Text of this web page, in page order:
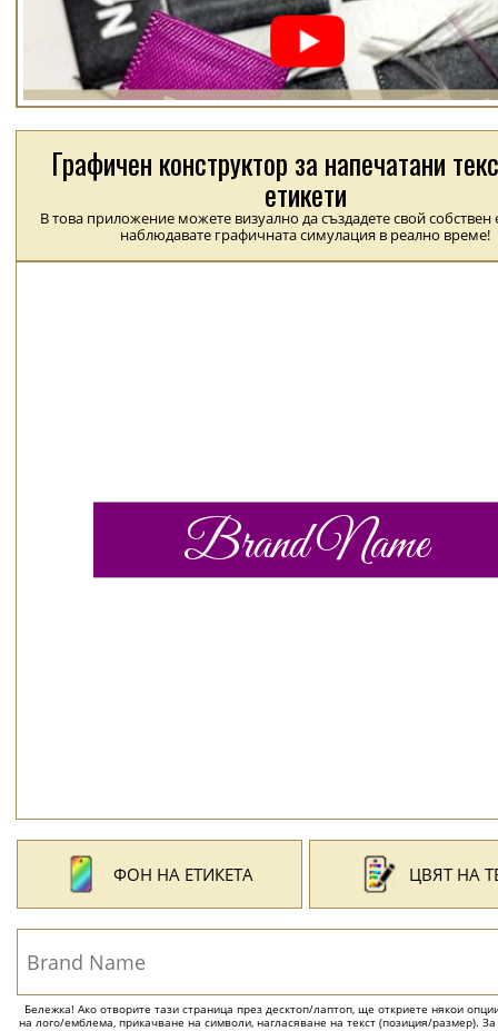
Графичен конструктор за напечатани
етикети
В това приложение можете визуално да създадете свой собствен
наблюдавате графичната симулация в реално време!
ФОН НА ЕТИКЕТА ЦВЯТ НА
Бележка! Ако отворите тази страница през десктоп/лаптоп, ще откриете някои
на лого/емблема, прикачване на символи, нагласяване на текст (позиция/размер).